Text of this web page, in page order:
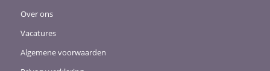
Over ons
Vacatures
Algemene voorwaarden